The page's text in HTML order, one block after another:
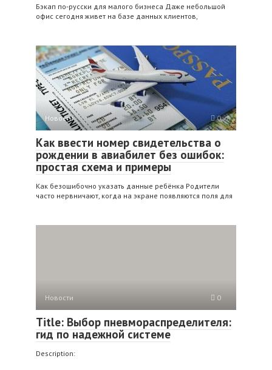
Бэкап по‑русски для малого бизнеса Даже небольшой
офис сегодня живет на базе данных клиентов,
Новости 0
Как ввести номер свидетельства о
рождении в авиабилет без ошибок:
простая схема и примеры
Как безошибочно указать данные ребёнка Родители
часто нервничают, когда на экране появляются поля для
Новости 0
Title: Выбор пневмораспределителя:
гид по надежной системе
Description: